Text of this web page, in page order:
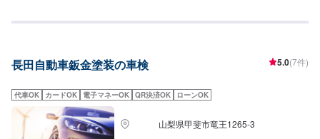
【4】仕上がり次第納車□代車について□無料の代車ご利用ください。燃料代
長田自動車鈑金塗装の車検 5.0(7件)
代車OK カードOK 電子マネーOK QR決済OK ローンOK
山梨県甲斐市竜王1265-3